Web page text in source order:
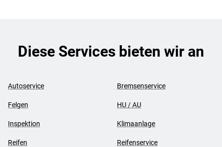
Diese Services bieten wir an
Autoservice Bremsenservice
Felgen HU / AU
Inspektion Klimaanlage
Reifen Reifenservice